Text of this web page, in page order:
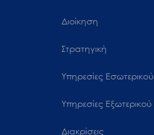
Διοίκηση
Στρατηγική
Υπηρεσίες Εσωτερικού
Υπηρεσίες Εξωτερικού
Διακρίσεις